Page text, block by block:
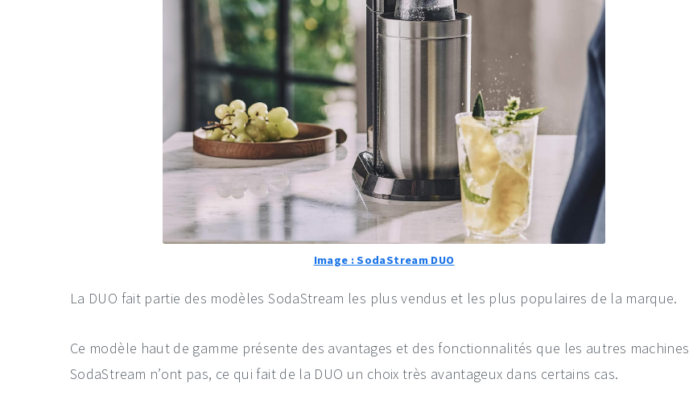
Image : SodaStream DUO
La DUO fait partie des modèles SodaStream les plus vendus et les plus populaires de la marque.
Ce modèle haut de gamme présente des avantages et des fonctionnalités que les autres machines
SodaStream n’ont pas, ce qui fait de la DUO un choix très avantageux dans certains cas.